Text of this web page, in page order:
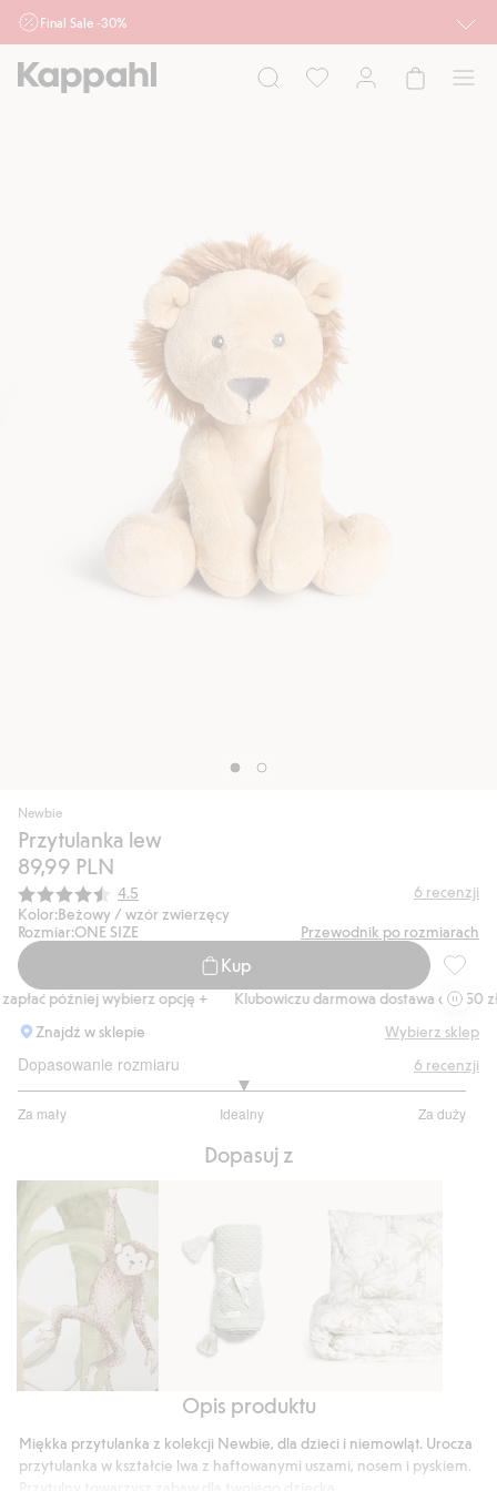
Final Sale -30%
działu outlet do 10.8 w sklepach Kappahl i Newbie oraz na kappahl.com. Ofert
nie łączymy
Newbie
Przytulanka lew
89,99 PLN
Średnia ocena:
4.5 6 recenzji
Kolor:Beżowy / wzór zwierzęcy
Rozmiar:ONE SIZE Przewodnik po rozmiarach
Kup
później wybierz opcję +
Klubowiczu darmowa dostawa od 150 zł
Znajdź w sklepie
Wybierz sklep
Dopasowanie rozmiaru
Za mały Idealny Za duży
na
4
głosów
6 recenzji
Dopasuj z
Kocyk
dzianiny
Zestaw
dżungla
Opis produktu
Miękka przytulanka z kolekcji Newbie, dla dzieci i niemowląt. Urocza
przytulanka w kształcie lwa z haftowanymi uszami, nosem i pyskiem.